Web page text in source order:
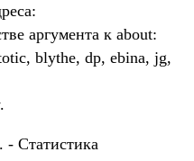
аргумента к about:
blythe, dp, ebina, jg,
Статистика